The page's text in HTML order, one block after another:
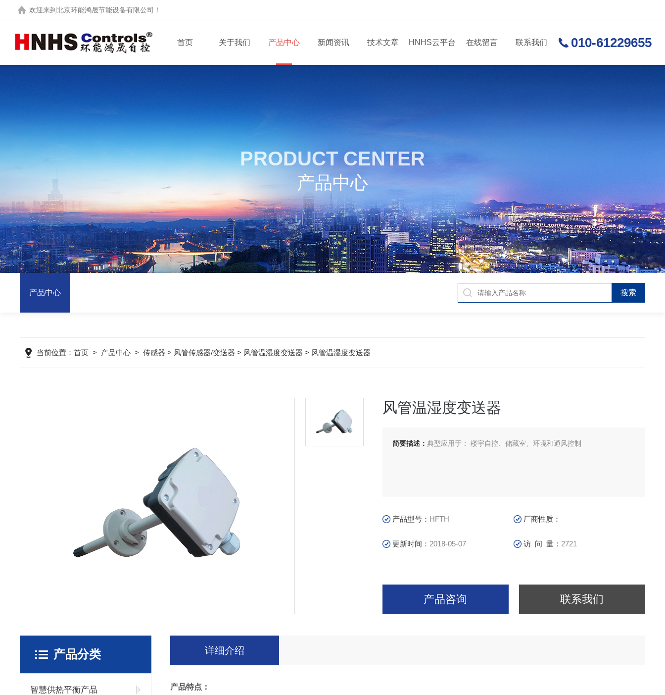
欢迎来到 北京环能鸿晟节能设备有限公司 ！
首页 关于我们 产品中心 新闻资讯 技术文章 HNHS云平台 在线留言 联系我们 010-61229655
PRODUCT CENTER
产品中心
产品中心
当前位置：首页 > 产品中心 >传感器 > 风管传感器/变送器 > 风管温湿度变送器 > 风管温湿度变送器
风管温湿度变送器
简要描述：典型应用于： 楼宇自控、储藏室、环境和通风控制
产品型号： HFTH 厂商性质：
更新时间： 2018-05-07 访 问 量： 2721
产品咨询 联系我们
产品分类
智慧供热平衡产品
详细介绍
产品特点：